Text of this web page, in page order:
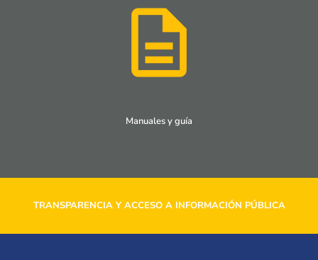
Manuales y guía
TRANSPARENCIA Y ACCESO A INFORMACIÓN PÚBLICA